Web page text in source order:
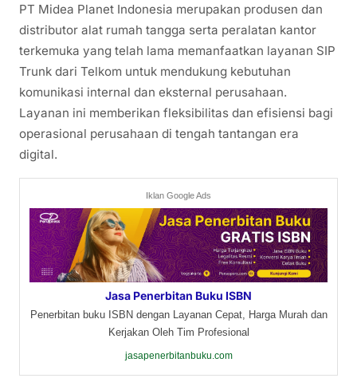
PT Midea Planet Indonesia merupakan produsen dan
distributor alat rumah tangga serta peralatan kantor
terkemuka yang telah lama memanfaatkan layanan SIP
Trunk dari Telkom untuk mendukung kebutuhan
komunikasi internal dan eksternal perusahaan.
Layanan ini memberikan fleksibilitas dan efisiensi bagi
operasional perusahaan di tengah tantangan era
digital.
Iklan Google Ads
Jasa Penerbitan Buku ISBN
Penerbitan buku ISBN dengan Layanan Cepat, Harga Murah dan
Kerjakan Oleh Tim Profesional
jasapenerbitanbuku.com